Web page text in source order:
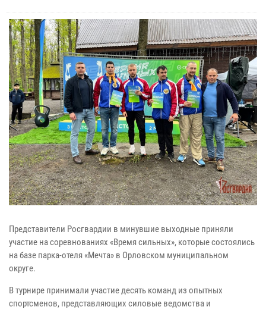
Представители Росгвардии в минувшие выходные приняли
участие на соревнованиях «Время сильных», которые состоялись
на базе парка-отеля «Мечта» в Орловском муниципальном
округе.
В турнире принимали участие десять команд из опытных
спортсменов, представляющих силовые ведомства и